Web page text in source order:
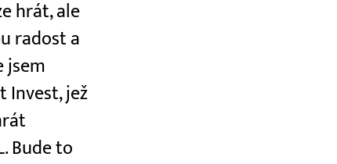
hrát, ale
radost a
jsem
Invest, jež
Bude to